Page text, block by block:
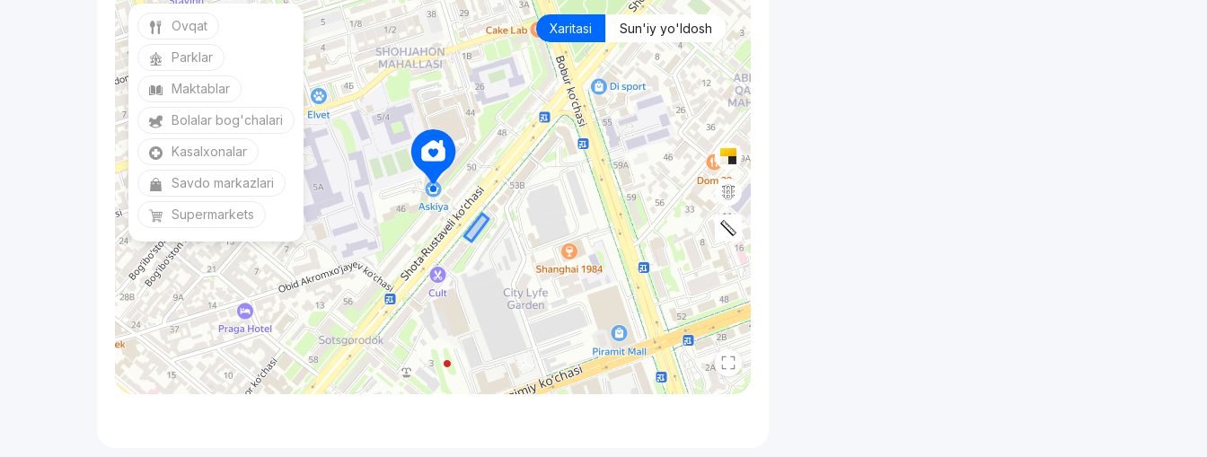
Xaritasi Sun'iy yo'ldosh
Ovqat
Parklar
Maktablar
Bolalar bog'chalari
Kasalxonalar
Savdo markazlari
Supermarkets